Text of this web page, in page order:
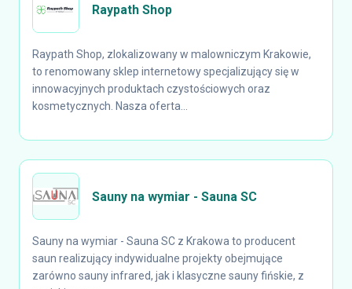
Raypath Shop
Raypath Shop, zlokalizowany w malowniczym Krakowie,
to renomowany sklep internetowy specjalizujący się w
innowacyjnych produktach czystościowych oraz
kosmetycznych. Nasza oferta...
Sauny na wymiar - Sauna SC
Sauny na wymiar - Sauna SC z Krakowa to producent
saun realizujący indywidualne projekty obejmujące
zarówno sauny infrared, jak i klasyczne sauny fińskie, z